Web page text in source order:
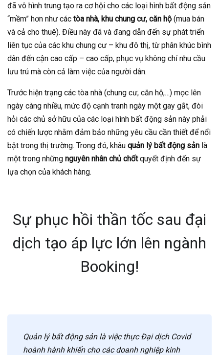
đã vô hình trung tạo ra cơ hội cho các loại hình bất động sản
“mềm” hơn như các tòa nhà, khu chung cư, căn hộ (mua bán
và cả cho thuê). Điều này đã và đang dẫn đến sự phát triển
liên tục của các khu chung cư – khu đô thị, từ phân khúc bình
dân đến cận cao cấp – cao cấp, phục vụ không chỉ nhu cầu
lưu trú mà còn cả làm việc của người dân.
Trước hiện trạng các tòa nhà (chung cư, căn hộ,…) mọc lên
ngày càng nhiều, mức độ cạnh tranh ngày một gay gắt, đòi
hỏi các chủ sở hữu của các loại hình bất động sản này phải
có chiến lược nhằm đảm bảo những yêu cầu cần thiết để nổi
bật trong thị trường. Trong đó, khâu quản lý bất động sản là
một trong những nguyên nhân chủ chốtquyết định đến sự
lựa chọn của khách hàng.
Sự phục hồi thần tốc sau đại
dịch tạo áp lực lớn lên ngành
Booking!
Quản lý bất động sản là việc thực Đại dịch Covid
hoành hành khiến cho các doanh nghiệp kinh